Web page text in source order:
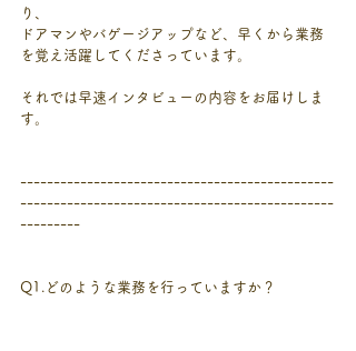
り、
ドアマンやバゲージアップなど、早くから業務
を覚え活躍してくださっています。
それでは早速インタビューの内容をお届けしま
す。
-----------------------------------------------
-----------------------------------------------
---------
Q1.どのような業務を行っていますか？